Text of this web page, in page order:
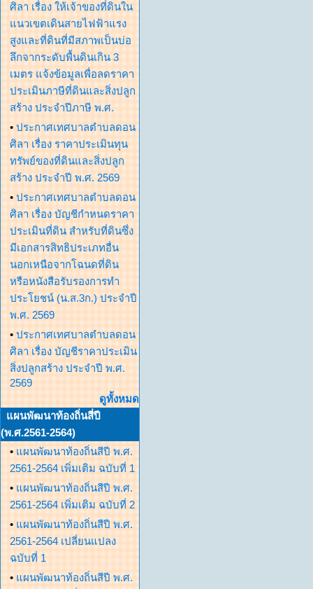
ศิลา เรื่อง ให้เจ้าของที่ดินใน
แนวเขตเดินสายไฟฟ้าแรง
สูงและที่ดินที่มีสภาพเป็นบ่อ
ลึกจากระดับพื้นดินเกิน 3
เมตร แจ้งข้อมูลเพื่อลดราคา
ประเมินภาษีที่ดินและสิ่งปลูก
สร้าง ประจำปีภาษี พ.ศ.
• ประกาศเทศบาลตำบลดอน
ศิลา เรื่อง ราคาประเมินทุน
ทรัพย์ของที่ดินและสิ่งปลูก
สร้าง ประจำปี พ.ศ. 2569
• ประกาศเทศบาลตำบลดอน
ศิลา เรื่อง บัญชีกำหนดราคา
ประเมินที่ดิน สำหรับที่ดินซึ่ง
มีเอกสารสิทธิประเภทอื่น
นอกเหนือจากโฉนดที่ดิน
หรือหนังสือรับรองการทำ
ประโยชน์ (น.ส.3ก.) ประจำปี
พ.ศ. 2569
• ประกาศเทศบาลตำบลดอน
ศิลา เรื่อง บัญชีราคาประเมิน
สิ่งปลูกสร้าง ประจำปี พ.ศ.
2569
ดูทั้งหมด
แผนพัฒนาท้องถิ่นสี่ปี
(พ.ศ.2561-2564)
• แผนพัฒนาท้องถิ่นสีปี พ.ศ.
2561-2564 เพิ่มเติม ฉบับที่ 1
• แผนพัฒนาท้องถิ่นสีปี พ.ศ.
2561-2564 เพิ่มเติม ฉบับที่ 2
• แผนพัฒนาท้องถิ่นสีปี พ.ศ.
2561-2564 เปลี่ยนแปลง
ฉบับที่ 1
• แผนพัฒนาท้องถิ่นสีปี พ.ศ.